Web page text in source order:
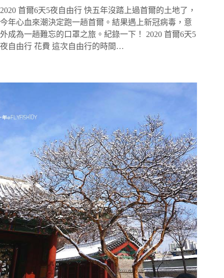
2020 首爾6天5夜自由行 快五年沒踏上過首爾的土地了，
今年心血來潮決定跑一趟首爾。結果遇上新冠病毒，意
外成為一趟難忘的口罩之旅。紀錄一下！ 2020 首爾6天5
夜自由行 花費 這次自由行的時間…